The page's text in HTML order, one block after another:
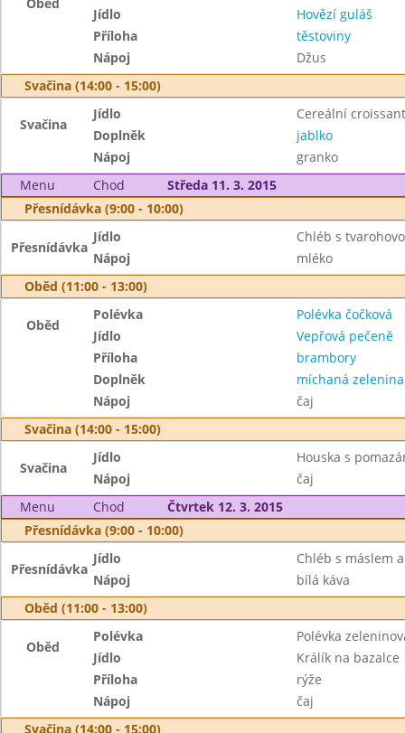
Jídlo
Hovězí guláš
Příloha
těstoviny
Nápoj
Džus
Svačina (14:00 - 15:00)
Svačina
Jídlo
Cereální croissant
Doplněk
jablko
Nápoj
granko
Menu
Chod
Středa 11. 3. 2015
Přesnídávka (9:00 - 10:00)
Přesnídávka
Jídlo
Chléb s
Nápoj
mléko
Oběd (11:00 - 13:00)
Oběd
Polévka
Polévka čočková
Jídlo
Vepřová pečeně
Příloha
brambory
Doplněk
míchaná zelenina
Nápoj
čaj
Svačina (14:00 - 15:00)
Svačina
Jídlo
Houska s
Nápoj
čaj
Menu
Chod
Čtvrtek 12. 3. 2015
Přesnídávka (9:00 - 10:00)
Přesnídávka
Jídlo
Chléb s máslem
Nápoj
bílá káva
Oběd (11:00 - 13:00)
Oběd
Polévka
Polévka
Jídlo
Králík na bazalce
Příloha
rýže
Nápoj
čaj
Svačina (14:00 - 15:00)